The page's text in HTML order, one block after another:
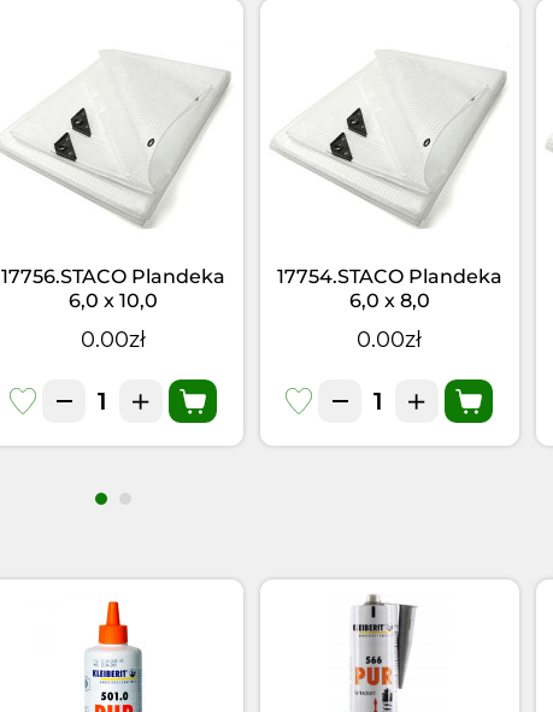
17756.STACO Plandeka
6,0 x 10,0
mtr.STACOFLEX
0.00zł
17754.STACO Plandeka
6,0 x 8,0
mtr.STACOFLEX
0.00zł